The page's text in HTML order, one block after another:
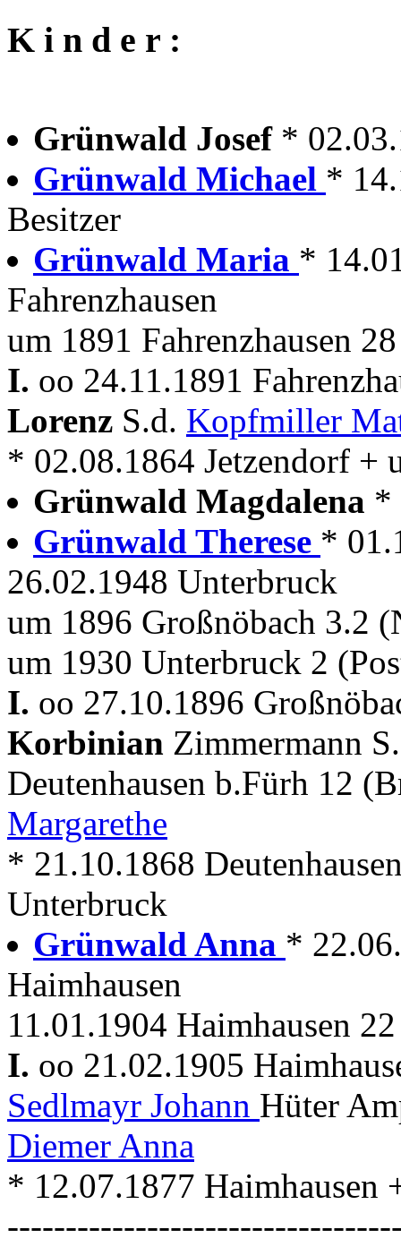
K i n d e r :
Grünwald Josef *
Grünwald Michael *
Besitzer
Grünwald Maria *
Fahrenzhausen
um 1891 Fahrenzhausen
I. oo 24.11.1891
Lorenz S.d. Kopfmiller
* 02.08.1864 Jetzendorf +
Grünwald Magdalena *
Grünwald Therese *
26.02.1948 Unterbruck
um 1896 Großnöbach 3.2
um 1930 Unterbruck 2
I. oo 27.10.1896
Korbinian Zimmermann
Deutenhausen b.Fürh 12
Margarethe
* 21.10.1868
Unterbruck
Grünwald Anna *
Haimhausen
11.01.1904 Haimhausen
I. oo 21.02.1905
Sedlmayr Johann Hüter
Diemer Anna
* 12.07.1877 Haimhausen